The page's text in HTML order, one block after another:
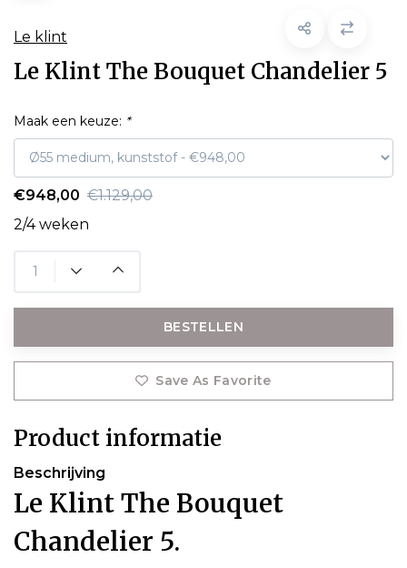
Le klint
Le Klint The Bouquet Chandelier 5
Maak een keuze: *
€948,00 €1.129,00
2/4 weken
BESTELLEN
Save As Favorite
Product informatie
Beschrijving
Le Klint The Bouquet
Chandelier 5.